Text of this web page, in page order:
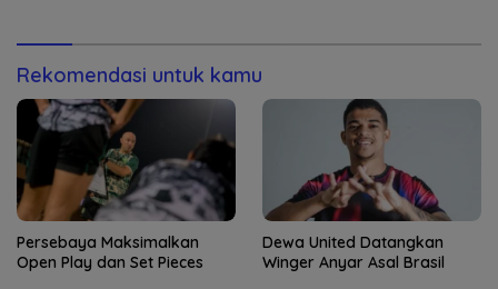
Rekomendasi untuk kamu
Persebaya Maksimalkan
Open Play dan Set Pieces
Dewa United Datangkan
Winger Anyar Asal Brasil